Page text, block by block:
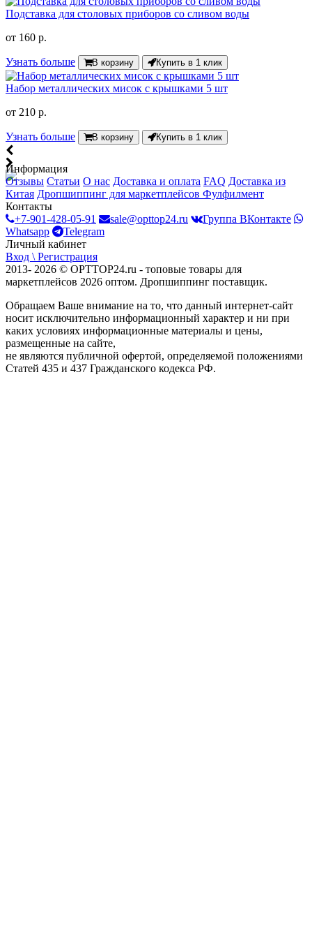
Подставка для столовых приборов со сливом воды
от 160 р.
Узнать больше В корзину Купить в 1 клик
Набор металлических мисок с крышками 5 шт
от 210 р.
Узнать больше В корзину Купить в 1 клик
Информация
Отзывы Статьи О нас Доставка и оплата FAQ Доставка из
Китая Дропшиппинг для маркетплейсов Фулфилмент
Контакты
+7-901-428-05-91
sale@opttop24.ru
Группа ВКонтакте
Whatsapp
Telegram
Личный кабинет
Вход \ Регистрация
2013- 2026 © OPTTOP24.ru - топовые товары для
маркетплейсов 2026 оптом. Дропшиппинг поставщик.
Обращаем Ваше внимание на то, что данный интернет-сайт
носит исключительно информационный характер и ни при
каких условиях информационные материалы и цены,
размещенные на сайте,
не являются публичной офертой, определяемой положениями
Статей 435 и 437 Гражданского кодекса РФ.